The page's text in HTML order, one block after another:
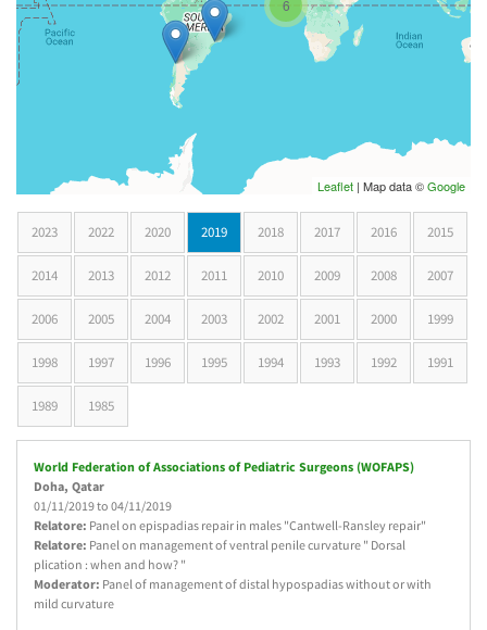
6
Leaflet | Map data ©Google
2023 2022 2020 2019 (active tab)
2018 2017 2016 2015
2014 2013 2012 2011 2010 2009 2008 2007
2006 2005 2004 2003 2002 2001 2000 1999
1998 1997 1996 1995 1994 1993 1992 1991
1989 1985
World Federation of Associations of Pediatric Surgeons (WOFAPS)
Doha, Qatar
01/11/2019to 04/11/2019
Relatore: Panel on epispadias repair in males "Cantwell-Ransley repair"
Relatore: Panel on management of ventral penile curvature " Dorsal
plication : when and how? "
Moderator: Panel of management of distal hypospadias without or with
mild curvature